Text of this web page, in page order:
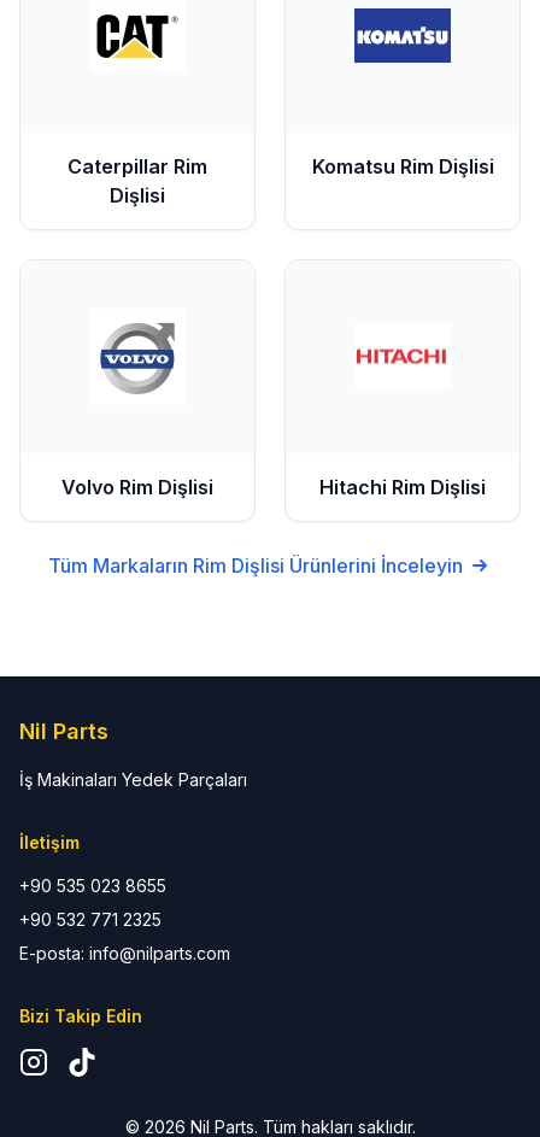
Caterpillar Rim
Dişlisi
Komatsu Rim Dişlisi
Volvo Rim Dişlisi Hitachi Rim Dişlisi
Tüm Markaların Rim Dişlisi Ürünlerini İnceleyin
Nil Parts
İş Makinaları Yedek Parçaları
İletişim
+90 535 023 8655
+90 532 771 2325
E-posta: info@nilparts.com
Bizi Takip Edin
© 2026 Nil Parts. Tüm hakları saklıdır.